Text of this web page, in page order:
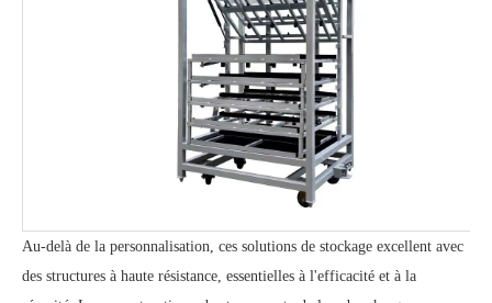
Au-delà de la personnalisation, ces solutions de stockage excellent avec
des structures à haute résistance, essentielles à l'efficacité et à la